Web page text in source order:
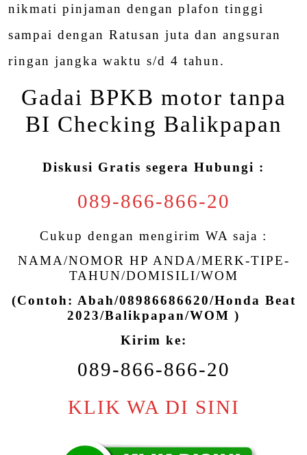
nikmati pinjaman dengan plafon tinggi
sampai dengan Ratusan juta dan angsuran
ringan jangka waktu s/d 4 tahun.
Gadai BPKB motor tanpa
BI Checking Balikpapan
Diskusi Gratis segera Hubungi :
089-866-866-20
Cukup dengan mengirim WA saja :
NAMA/NOMOR HP ANDA/MERK-TIPE-
TAHUN/DOMISILI/WOM
(Contoh: Abah/08986686620/Honda Beat
2023/Balikpapan/WOM )
Kirim ke:
089-866-866-20
KLIK WA DI SINI